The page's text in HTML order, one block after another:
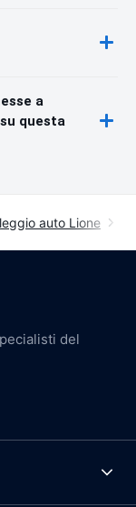
a
questa
auto Lione
del